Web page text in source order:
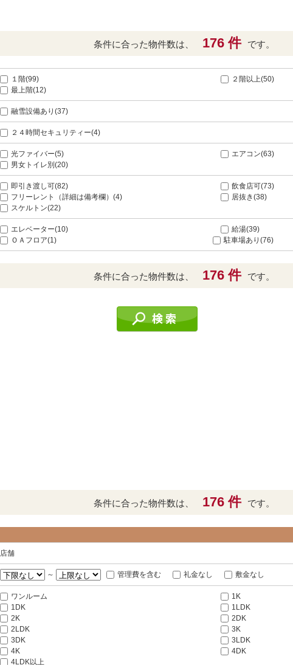
条件に合った物件数は、 176 件 です。
１階(99)
２階以上(50)
最上階(12)
融雪設備あり(37)
２４時間セキュリティー(4)
光ファイバー(5)
エアコン(63)
男女トイレ別(20)
即引き渡し可(82)
飲食店可(73)
フリーレント（詳細は備考欄）(4)
居抜き(38)
スケルトン(22)
エレベーター(10)
給湯(39)
ＯＡフロア(1)
駐車場あり(76)
条件に合った物件数は、 176 件 です。
条件に合った物件数は、 176 件 です。
店舗
～ 管理費を含む 礼金なし 敷金なし
ワンルーム
1K
1DK
1LDK
2K
2DK
2LDK
3K
3DK
3LDK
4K
4DK
4LDK以上